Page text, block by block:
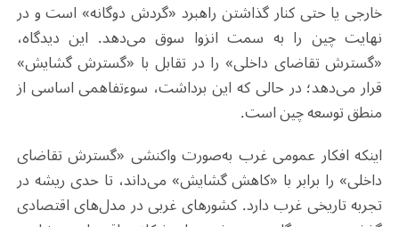
خارجی یا حتی کنار گذاشتن راهبرد «گردش دوگانه» است و در
نهایت چین را به سمت انزوا سوق می‌دهد. این دیدگاه،
«گسترش تقاضای داخلی» را در تقابل با «گسترش گشایش»
قرار می‌دهد؛ در حالی که این برداشت، سوءتفاهمی اساسی از
منطق توسعه چین است.
اینکه افکار عمومی غرب به‌صورت واکنشی «گسترش تقاضای
داخلی» را برابر با «کاهش گشایش» می‌داند، تا حدی ریشه در
تجربه تاریخی غرب دارد. کشورهای غربی در مدل‌های اقتصادی